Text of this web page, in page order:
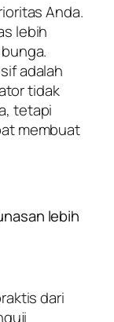
Anda.
lebih
adalah
tidak
tetapi
membuat
lebih
dari